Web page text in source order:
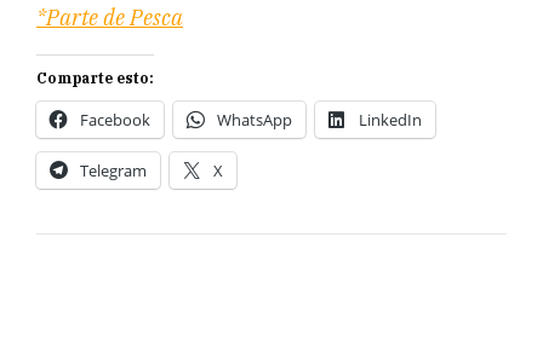
*Parte de Pesca
Comparte esto:
Facebook WhatsApp LinkedIn
Telegram X